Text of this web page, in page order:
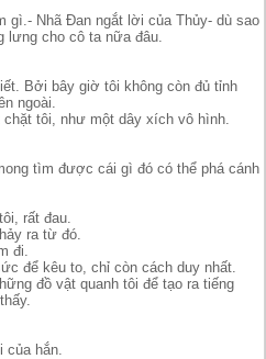
gì.- Nhã Đan ngắt lời của Thủy- dù sao
cho cô ta nữa đâu.
Bởi bây giờ tôi không còn đủ tỉnh
ngoài.
tôi, như một dây xích vô hình.
tìm được cái gì đó có thể phá cánh
rất đau.
ra từ đó.
đi.
để kêu to, chỉ còn cách duy nhất.
đồ vật quanh tôi để tạo ra tiếng
hắn.